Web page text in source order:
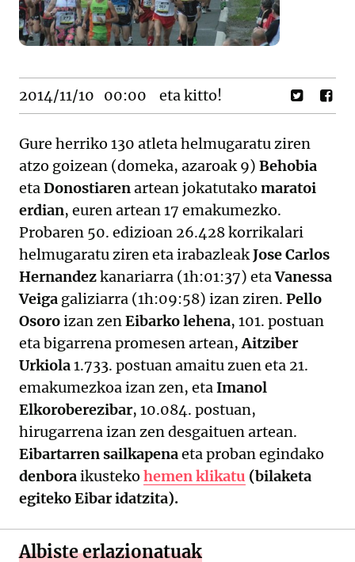
2014/11/10 00:00 eta kitto!
Gure herriko 130 atleta helmugaratu ziren
atzo goizean (domeka, azaroak 9) Behobia
etaDonostiarenartean jokatutako maratoi
erdian, euren artean 17 emakumezko.
Probaren 50. edizioan 26.428 korrikalari
helmugaratu ziren eta irabazleakJose Carlos
Hernandezkanariarra (1h:01:37) etaVanessa
Veiga galiziarra (1h:09:58) izan ziren. Pello
Osoroizan zenEibarko lehena, 101. postuan
eta bigarrena promesen artean,Aitziber
Urkiola1.733. postuan amaitu zuen eta 21.
emakumezkoa izan zen, etaImanol
Elkoroberezibar, 10.084. postuan,
hirugarrena izan zen desgaituen artean.
Eibartarren sailkapenaeta proban egindako
denboraikusteko hemen klikatu (bilaketa
egiteko Eibar idatzita).
Albiste erlazionatuak